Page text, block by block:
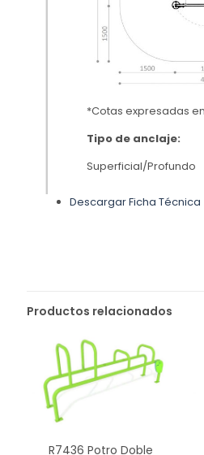
*Cotas expresadas
Tipo de anclaje:
Superficial/Profundo
Descargar Ficha Técnica
Productos relacionados
R7436 Potro Doble